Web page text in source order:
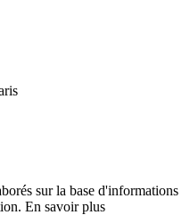
sur la base d'informations
En savoir plus